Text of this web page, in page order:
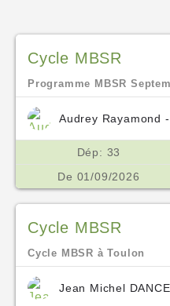
Cycle MBSR
Programme MBSR
Dép: 33
De 01/09/2026
Cycle MBSR
Cycle MBSR à Toulon
Jean Michel DANCE